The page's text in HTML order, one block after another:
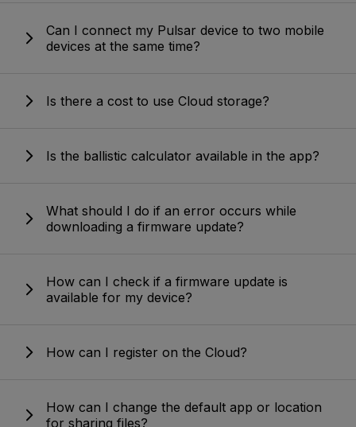
Can I connect my Pulsar device to two mobile
devices at the same time?
Is there a cost to use Cloud storage?
Is the ballistic calculator available in the app?
What should I do if an error occurs while
downloading a firmware update?
How can I check if a firmware update is
available for my device?
How can I register on the Cloud?
How can I change the default app or location
for sharing files?